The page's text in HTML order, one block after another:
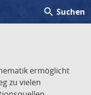
search Suchen
ermöglicht
zu vielen